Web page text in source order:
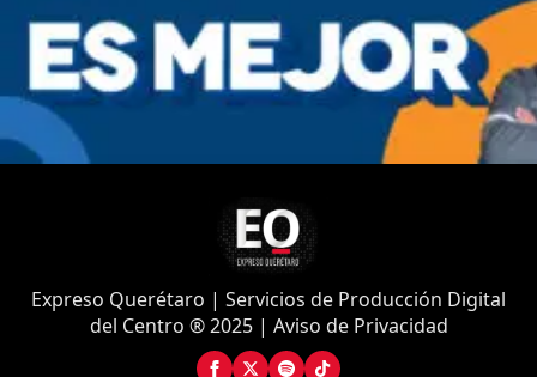
Expreso Querétaro | Servicios de Producción Digital
del Centro ® 2025 | Aviso de Privacidad